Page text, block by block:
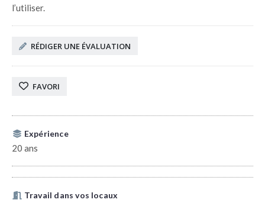
l’utiliser.
RÉDIGER UNE ÉVALUATION
FAVORI
Expérience
20 ans
Travail dans vos locaux